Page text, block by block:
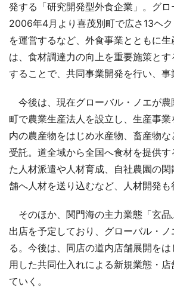
発する「研究開発型外食企業」。グロ
2006年4月より喜茂別町で広さ13ヘ
を運営するなど、外食事業とともに
は、食材調達力の向上を重要施策と
することで、共同事業開発を行い、事
今後は、現在グローバル・ノエが農
町で農業生産法人を設立し、生産事
内の農産物をはじめ水産物、畜産物
受託。道全域から全国へ食材を提供
た人材派遣や人材育成、自社農園の
舗へ人材を送り込むなど、人材開発も
そのほか、関門海の主力業態「玄品
出店を予定しており、グローバル・
る。今後は、同店の道内店舗展開を
用した共同仕入れによる新規業態・
ていく。